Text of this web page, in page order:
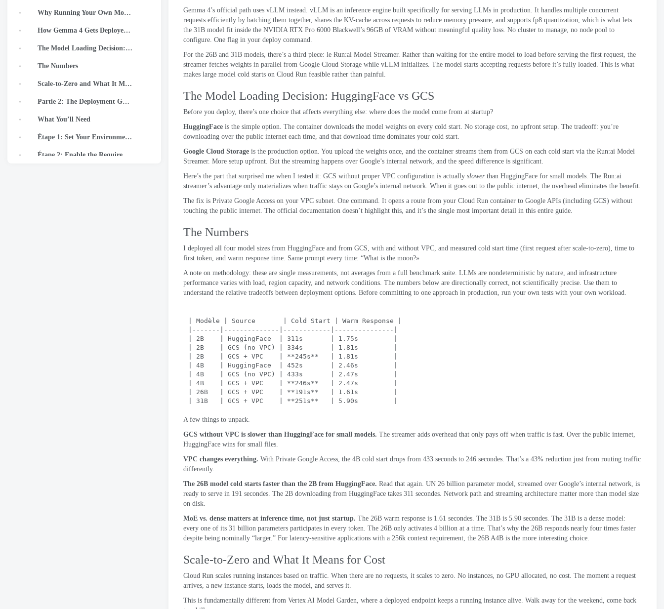
Gemma 4’s official path uses vLLM instead. vLLM is an inference engine built specifically for serving LLMs in production. It handles multiple concurrent
requests efficiently by batching them together, shares the KV-cache across requests to reduce memory pressure, and supports fp8 quantization, which is what lets
the 31B model fit inside the NVIDIA RTX Pro 6000 Blackwell’s 96GB of VRAM without meaningful quality loss. No cluster to manage, no node pool to
configure. One flag in your deploy command.
For the 26B and 31B models, there’s a third piece: le Run:ai Model Streamer. Rather than waiting for the entire model to load before serving the first request, the
streamer fetches weights in parallel from Google Cloud Storage while vLLM initializes. The model starts accepting requests before it’s fully loaded. This is what
makes large model cold starts on Cloud Run feasible rather than painful.
The Model Loading Decision: HuggingFace vs GCS
Before you deploy, there’s one choice that affects everything else: where does the model come from at startup?
HuggingFace is the simple option. The container downloads the model weights on every cold start. No storage cost, no upfront setup. The tradeoff: you’re
downloading over the public internet each time, and that download time dominates your cold start.
Google Cloud Storage is the production option. You upload the weights once, and the container streams them from GCS on each cold start via the Run:ai Model
Streamer. More setup upfront. But the streaming happens over Google’s internal network, and the speed difference is significant.
Here’s the part that surprised me when I tested it: GCS without proper VPC configuration is actually slower than HuggingFace for small models. The Run:ai
streamer’s advantage only materializes when traffic stays on Google’s internal network. When it goes out to the public internet, the overhead eliminates the benefit.
The fix is Private Google Access on your VPC subnet. One command. It opens a route from your Cloud Run container to Google APIs (including GCS) without
touching the public internet. The official documentation doesn’t highlight this, and it’s the single most important detail in this entire guide.
The Numbers
I deployed all four model sizes from HuggingFace and from GCS, with and without VPC, and measured cold start time (first request after scale-to-zero), time to
first token, and warm response time. Same prompt every time: “What is the moon?»
A note on methodology: these are single measurements, not averages from a full benchmark suite. LLMs are nondeterministic by nature, and infrastructure
performance varies with load, region capacity, and network conditions. The numbers below are directionally correct, not scientifically precise. Use them to
understand the relative tradeoffs between deployment options. Before committing to one approach in production, run your own tests with your own workload.
| Modèle | Source Cold Start Warm Response
|-------|--------------|------------|---------------|
| 2B    | HuggingFace
  | 311s       | 1.75s         |
| 2B    | GCS ( no VPC ) | 334s       | 1.81s         |
| 2B    | GCS + VPC    | **245s**
   | 1.81s         |
| 4B    | HuggingFace
  | 452s       | 2.46s         |
| 4B    | GCS ( no VPC ) | 433s       | 2.47s         |
| 4B    | GCS + VPC    | **246s**
   | 2.47s         |
| 26B   | GCS + VPC    | **191 s**
   | 1.61s         |
| 31B   | GCS + VPC    | **251 s**
   | 5.90s         |
A few things to unpack.
GCS without VPC is slower than HuggingFace for small models. The streamer adds overhead that only pays off when traffic is fast. Over the public internet,
HuggingFace wins for small files.
VPC changes everything. With Private Google Access, the 4B cold start drops from 433 seconds to 246 secondes. That’s a 43% reduction just from routing traffic
differently.
The 26B model cold starts faster than the 2B from HuggingFace. Read that again. UN 26 billion parameter model, streamed over Google’s internal network, is
ready to serve in 191 secondes. The 2B downloading from HuggingFace takes 311 secondes. Network path and streaming architecture matter more than model size
on disk.
MoE vs. dense matters at inference time, not just startup. The 26B warm response is 1.61 secondes. The 31B is 5.90 secondes. The 31B is a dense model:
every one of its 31 billion parameters participates in every token. The 26B only activates 4 billion at a time. That’s why the 26B responds nearly four times faster
despite being nominally “larger.” For latency-sensitive applications with a 256k context requirement, the 26B A4B is the more interesting choice.
Scale-to-Zero and What It Means for Cost
Cloud Run scales running instances based on traffic. When there are no requests, it scales to zero. No instances, no GPU allocated, no cost. The moment a request
arrives, a new instance starts, loads the model, and serves it.
This is fundamentally different from Vertex AI Model Garden, where a deployed endpoint keeps a running instance alive. Walk away for the weekend, come back
Why Running Your Own Model Changes What You Can Build
How Gemma 4 Gets Deployed: The Stack
The Model Loading Decision: HuggingFace vs GCS
The Numbers
Scale-to-Zero and What It Means for Cost
Partie 2: The Deployment Guide
What You’ll Need
Étape 1: Set Your Environment Variables